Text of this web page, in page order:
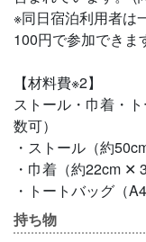
※同日宿泊利用者は
100円で参加できま
【材料費※2】
ストール・巾着・
数可）
・ストール（約
・巾着（約22cm ✕
・トートバッグ（
持ち物